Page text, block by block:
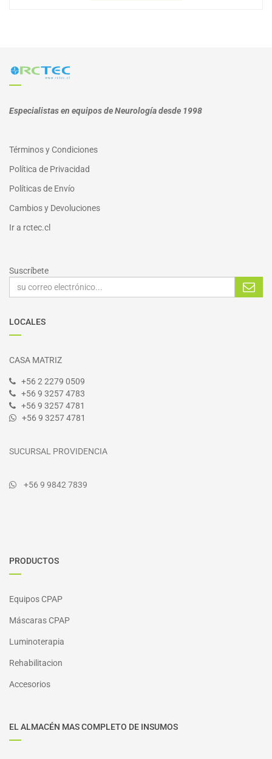
Especialistas en equipos de Neurología desde 1998
Términos y Condiciones
Política de Privacidad
Políticas de Envío
Cambios y Devoluciones
Ir a rctec.cl
Suscríbete
LOCALES
CASA MATRIZ
+56 2 2279 0509
+56 9 3257 4783
+56 9 3257 4781
+56 9 3257 4781
SUCURSAL PROVIDENCIA
+56 9 9842 7839
PRODUCTOS
Equipos CPAP
Máscaras CPAP
Luminoterapia
Rehabilitacion
Accesorios
EL ALMACÉN MAS COMPLETO DE INSUMOS